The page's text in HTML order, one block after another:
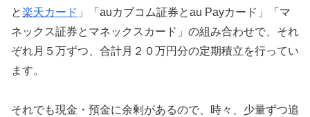
と楽天カード 」「auカブコム証券とau Payカード」「マ
ネックス証券とマネックスカード」の組み合わせで、それ
ぞれ月５万ずつ、合計月２０万円分の定期積立を行ってい
ます。
それでも現金・預金に余剰があるので、時々、少量ずつ追